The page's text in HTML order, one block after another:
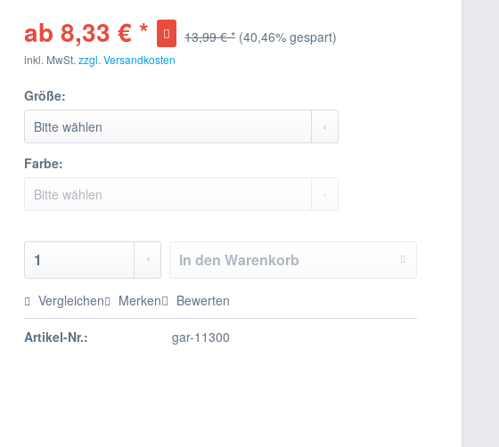
ab 8,33 € * 13,99 € * (40,46% gespart)
inkl. MwSt.zzgl. Versandkosten
Größe:
Farbe:
In den Warenkorb
Vergleichen Merken Bewerten
Artikel-Nr.: gar-11300